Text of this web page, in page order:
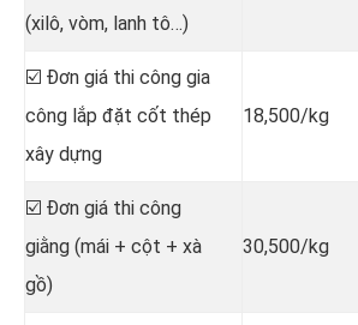
(xilô, vòm, lanh tô…)
☑️ Đơn giá thi công gia
công lắp đặt cốt thép
xây dựng
18,500/kg
☑️ Đơn giá thi công
giằng (mái + cột + xà
gồ)
30,500/kg